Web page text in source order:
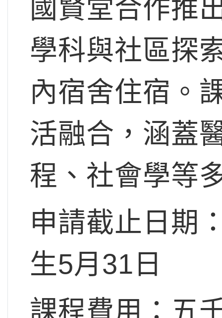
國賢堂合作推
學科與社區探
內宿舍住宿。
活融合，涵蓋
程、社會學等
申請截止日期
生5月31日
課程費用：五